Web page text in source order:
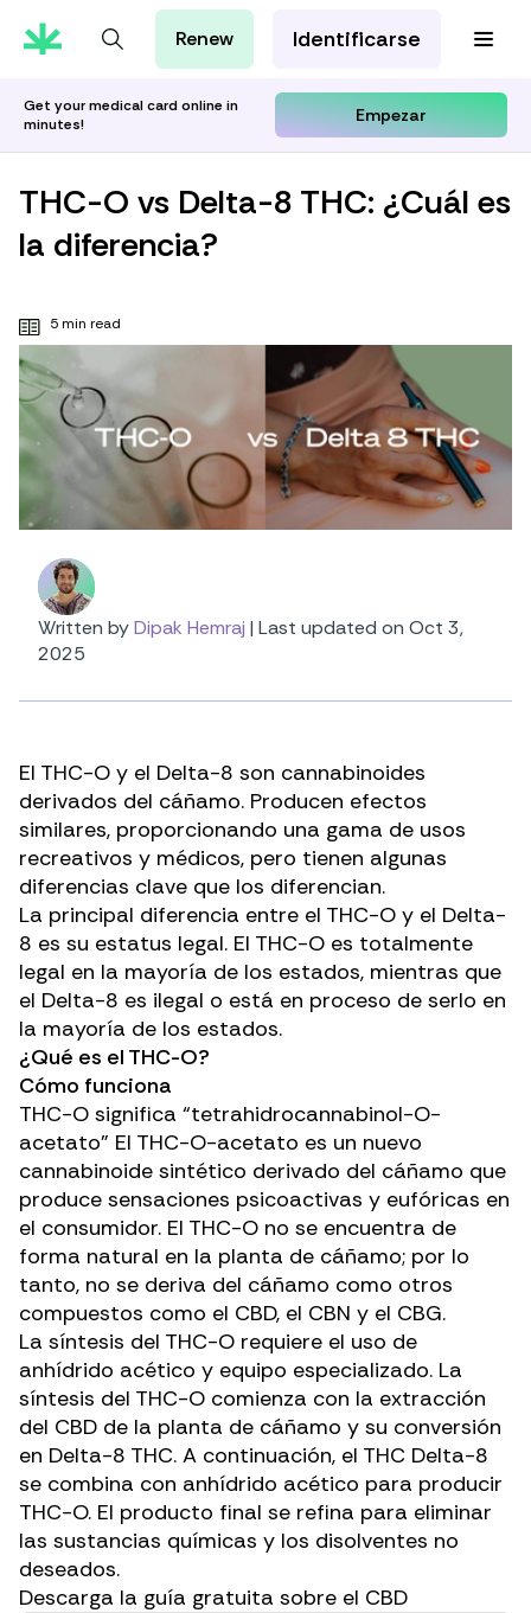
Orientación Cannábica
Aprenda con Leafwell
Renew Identificarse
Get your medical card online in
minutes!
Empezar
THC-O vs Delta-8 THC: ¿Cuál es
la diferencia?
5 min read
Written byDipak Hemraj | Last updated on Oct 3,
2025
El THC-O y el Delta-8 son cannabinoides
derivados del cáñamo. Producen efectos
similares, proporcionando una gama de usos
recreativos y médicos, pero tienen algunas
diferencias clave que los diferencian.
La principal diferencia entre el THC-O y el Delta-
8 es su estatus legal. El THC-O es totalmente
legal en la mayoría de los estados, mientras que
el Delta-8 es ilegal o está en proceso de serlo en
la mayoría de los estados.
¿Qué es el THC-O?
Cómo funciona
THC-O significa “tetrahidrocannabinol-O-
acetato” El THC-O-acetato es un nuevo
cannabinoide sintético derivado del cáñamo que
produce sensaciones psicoactivas y eufóricas en
el consumidor. El THC-O no se encuentra de
forma natural en la planta de cáñamo; por lo
tanto, no se deriva del cáñamo como otros
compuestos como el CBD, el CBN y el CBG.
La síntesis del THC-O requiere el uso de
anhídrido acético y equipo especializado. La
síntesis del THC-O comienza con la extracción
del CBD de la planta de cáñamo y su conversión
en Delta-8 THC. A continuación, el THC Delta-8
se combina con anhídrido acético para producir
THC-O. El producto final se refina para eliminar
las sustancias químicas y los disolventes no
deseados.
Descarga la guía gratuita sobre el CBD